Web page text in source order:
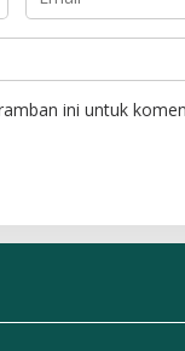
ini untuk